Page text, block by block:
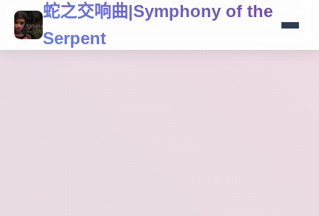
蛇之交响曲|Symphony of the
Serpent